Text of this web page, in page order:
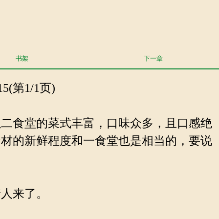
书架 下一章
第1/1页)
食堂的菜式丰富，口味众多，且口感绝
的新鲜程度和一食堂也是相当的，要说
来了。